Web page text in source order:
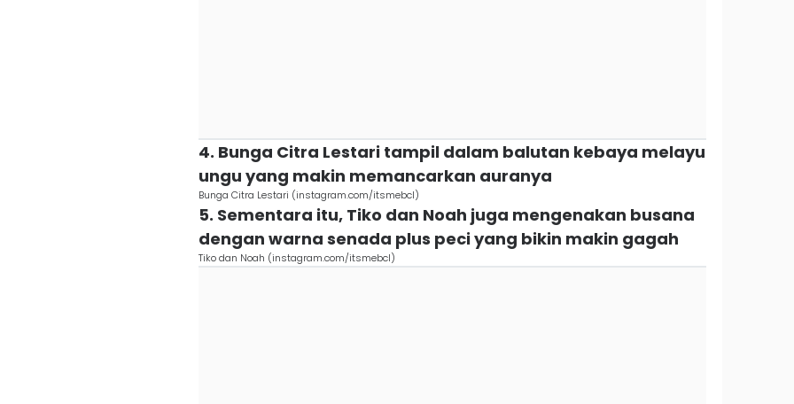
4. Bunga Citra Lestari tampil dalam balutan kebaya melayu
ungu yang makin memancarkan auranya
Bunga Citra Lestari (instagram.com/itsmebcl)
5. Sementara itu, Tiko dan Noah juga mengenakan busana
dengan warna senada plus peci yang bikin makin gagah
Tiko dan Noah (instagram.com/itsmebcl)